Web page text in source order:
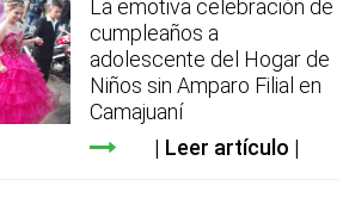
La emotiva celebración de
cumpleaños a
adolescente del Hogar de
Niños sin Amparo Filial en
Camajuaní
Leer artículo